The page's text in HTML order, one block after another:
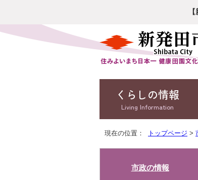
くらしの情報
Living Information
現在の位置： トップページ >
市政の情報